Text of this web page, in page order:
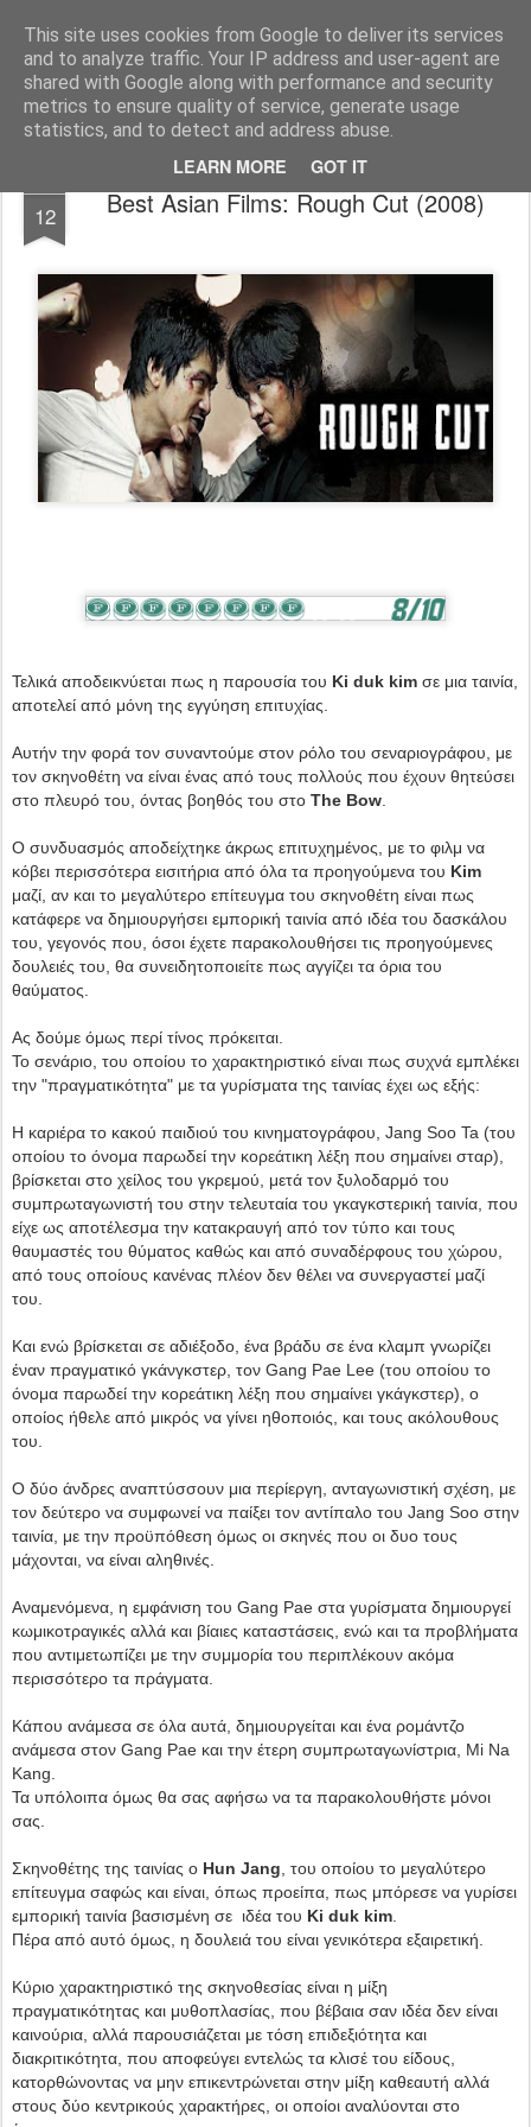
This site uses cookies from Google to deliver its services
and to analyze traffic. Your IP address and user-agent are
shared with Google along with performance and security
metrics to ensure quality of service, generate usage
statistics, and to detect and address abuse.
LEARN MORE GOT IT
FilmBoy
12 Best Asian Films: Rough Cut (2008)
Τελικά αποδεικνύεται πως η παρουσία του Ki duk kim σε μια ταινία,
αποτελεί από μόνη της εγγύηση επιτυχίας.
Αυτήν την φορά τον συναντούμε στον ρόλο του σεναριογράφου, με
τον σκηνοθέτη να είναι ένας από τους πολλούς που έχουν θητεύσει
στο πλευρό του, όντας βοηθός του στο The Bow
Ο συνδυασμός αποδείχτηκε άκρως επιτυχημένος, με το φιλμ να
κόβει περισσότερα εισιτήρια από όλα τα προηγούμενα του Kim
μαζί, αν και το μεγαλύτερο επίτευγμα του σκηνοθέτη είναι πως
κατάφερε να δημιουργήσει εμπορική ταινία από ιδέα του δασκάλου
του, γεγονός που, όσοι έχετε παρακολουθήσει τις προηγούμενες
δουλειές του, θα συνειδητοποιείτε πως αγγίζει τα όρια του
θαύματος.
Ας δούμε όμως περί τίνος πρόκειται.
Το σενάριο, του οποίου το χαρακτηριστικό είναι πως συχνά εμπλέκει
την "πραγματικότητα" με τα γυρίσματα της ταινίας έχει ως εξής:
Η καριέρα το κακού παιδιού του κινηματογράφου, Jang Soo Ta (του
οποίου το όνομα παρωδεί την κορεάτικη λέξη που σημαίνει σταρ),
βρίσκεται στο χείλος του γκρεμού, μετά τον ξυλοδαρμό του
συμπρωταγωνιστή του στην τελευταία του γκαγκστερική ταινία, που
είχε ως αποτέλεσμα την κατακραυγή από τον τύπο και τους
θαυμαστές του θύματος καθώς και από συναδέρφους του χώρου,
από τους οποίους κανένας πλέον δεν θέλει να συνεργαστεί μαζί
του.
Και ενώ βρίσκεται σε αδιέξοδο, ένα βράδυ σε ένα κλαμπ γνωρίζει
έναν πραγματικό γκάνγκστερ, τον Gang Pae Lee (του οποίου το
όνομα παρωδεί την κορεάτικη λέξη που σημαίνει γκάγκστερ), ο
οποίος ήθελε από μικρός να γίνει ηθοποιός, και τους ακόλουθους
του.
Ο δύο άνδρες αναπτύσσουν μια περίεργη, ανταγωνιστική σχέση, με
τον δεύτερο να συμφωνεί να παίξει τον αντίπαλο του Jang Soo στην
ταινία, με την προϋπόθεση όμως οι σκηνές που οι δυο τους
μάχονται, να είναι αληθινές.
Αναμενόμενα, η εμφάνιση του Gang Pae στα γυρίσματα δημιουργεί
κωμικοτραγικές αλλά και βίαιες καταστάσεις, ενώ και τα προβλήματα
που αντιμετωπίζει με την συμμορία του περιπλέκουν ακόμα
περισσότερο τα πράγματα.
Κάπου ανάμεσα σε όλα αυτά, δημιουργείται και ένα ρομάντζο
ανάμεσα στον Gang Pae και την έτερη συμπρωταγωνίστρια, Mi Na
Kang.
Τα υπόλοιπα όμως θα σας αφήσω να τα παρακολουθήστε μόνοι
σας.
Σκηνοθέτης της ταινίας ο Hun Jang , του οποίου το μεγαλύτερο
επίτευγμα σαφώς και είναι, όπως προείπα, πως μπόρεσε να γυρίσει
εμπορική ταινία βασισμένη σε ιδέα του Ki duk kim
Πέρα από αυτό όμως, η δουλειά του είναι γενικότερα εξαιρετική.
Κύριο χαρακτηριστικό της σκηνοθεσίας είναι η μίξη
πραγματικότητας και μυθοπλασίας, που βέβαια σαν ιδέα δεν είναι
καινούρια, αλλά παρουσιάζεται με τόση επιδεξιότητα και
διακριτικότητα, που αποφεύγει εντελώς τα κλισέ του είδους,
κατορθώνοντας να μην επικεντρώνεται στην μίξη καθεαυτή αλλά
στους δύο κεντρικούς χαρακτήρες, οι οποίοι αναλύονται στο